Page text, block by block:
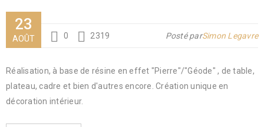
23
AOÛT 0 2319 Posté parSimon Legavre
Réalisation, à base de résine en effet "Pierre"/"Géode" , de table,
plateau, cadre et bien d'autres encore. Création unique en
décoration intérieur.